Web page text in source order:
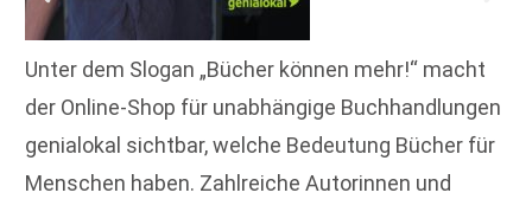
Unter dem Slogan „Bücher können mehr!“ macht
der Online-Shop für unabhängige Buchhandlungen
genialokal sichtbar, welche Bedeutung Bücher für
Menschen haben. Zahlreiche Autorinnen und